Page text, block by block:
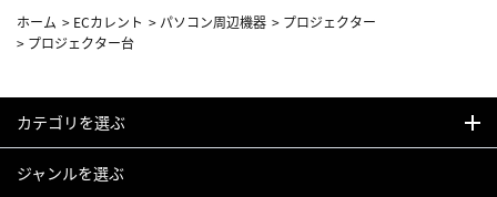
ホーム > ECカレント > パソコン周辺機器 > プロジェクター
> プロジェクター台
カテゴリを選ぶ
ジャンルを選ぶ